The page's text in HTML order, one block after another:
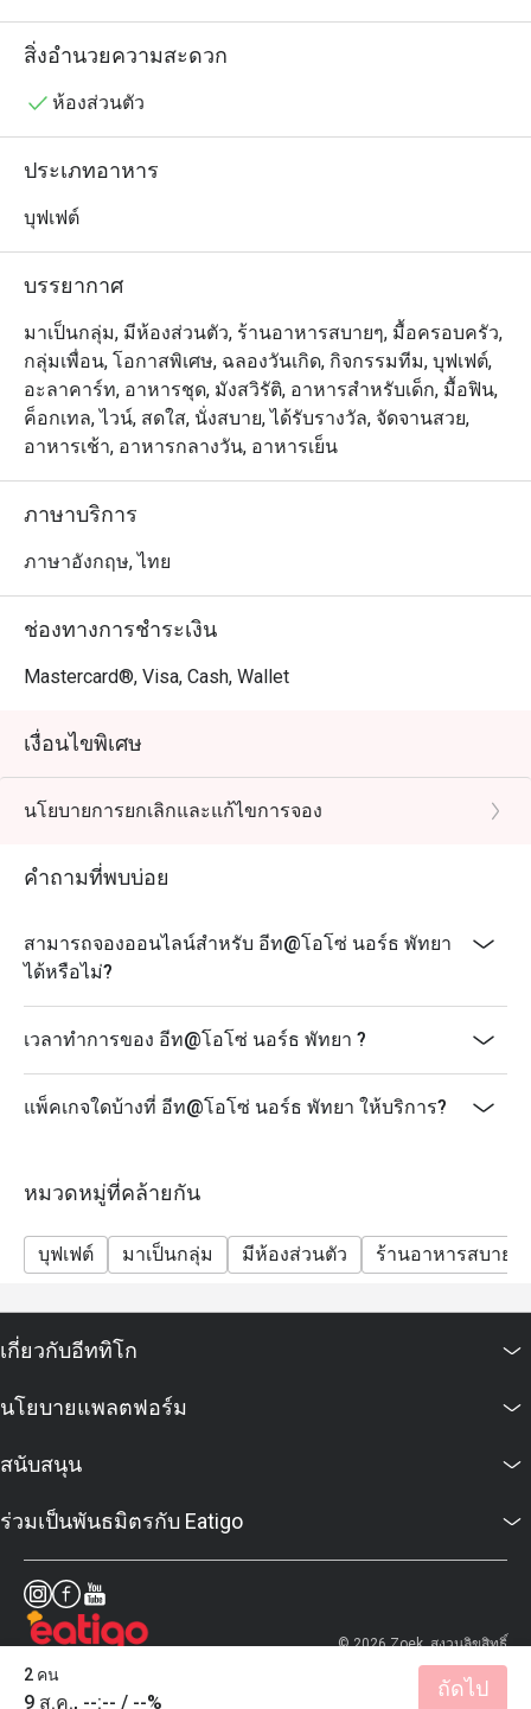
ร่วมกันรังสรรค์เมนูขึ้นอย่างพิถีพิถัน เพื่อให้ตอบโจทย์มื้อ
พิเศษของลูกค้าทุกท่านได้อย่างครบรส ไม่ว่าคุณจะอยาก
กับมื้อที่สะดวกด้วยเมนูสไตล์ตะวันตก อาหารไทย พิซซ่า
บริการ และห้องอาหารอีทนั้นอยู่ในบริเวณชั้นล็อบบี้ของ
สิ่งอำนวยความสะดวก
ห้องส่วนตัว
ประเภทอาหาร
บุฟเฟต์
บรรยากาศ
มาเป็นกลุ่ม, มีห้องส่วนตัว, ร้านอาหารสบายๆ, มื้อครอบครัว,
กลุ่มเพื่อน, โอกาสพิเศษ, ฉลองวันเกิด, กิจกรรมทีม, บุฟเฟต์,
อะลาคาร์ท, อาหารชุด, มังสวิรัติ, อาหารสำหรับเด็ก, มื้อฟิน,
ค็อกเทล, ไวน์, สดใส, นั่งสบาย, ได้รับรางวัล, จัดจานสวย,
อาหารเช้า, อาหารกลางวัน, อาหารเย็น
ภาษาบริการ
ภาษาอังกฤษ, ไทย
ช่องทางการชำระเงิน
Mastercard®, Visa, Cash, Wallet
เงื่อนไขพิเศษ
นโยบายการยกเลิกและแก้ไขการจอง
คำถามที่พบบ่อย
สามารถจองออนไลน์สำหรับ อีท@โอโซ่ นอร์ธ พัทยา
ได้หรือไม่?
เวลาทำการของ อีท@โอโซ่ นอร์ธ พัทยา ?
แพ็คเกจใดบ้างที่ อีท@โอโซ่ นอร์ธ พัทยา ให้บริการ?
หมวดหมู่ที่คล้ายกัน
บุฟเฟต์ มาเป็นกลุ่ม มีห้องส่วนตัว ร้านอาหารสบายๆ
2 คน
9 ส.ค., --:-- / --%
ถัดไป
เกี่ยวกับอีททิโก
นโยบายแพลตฟอร์ม
สนับสนุน
ร่วมเป็นพันธมิตรกับ Eatigo
© 2026 Zoek. สงวนลิขสิทธิ์